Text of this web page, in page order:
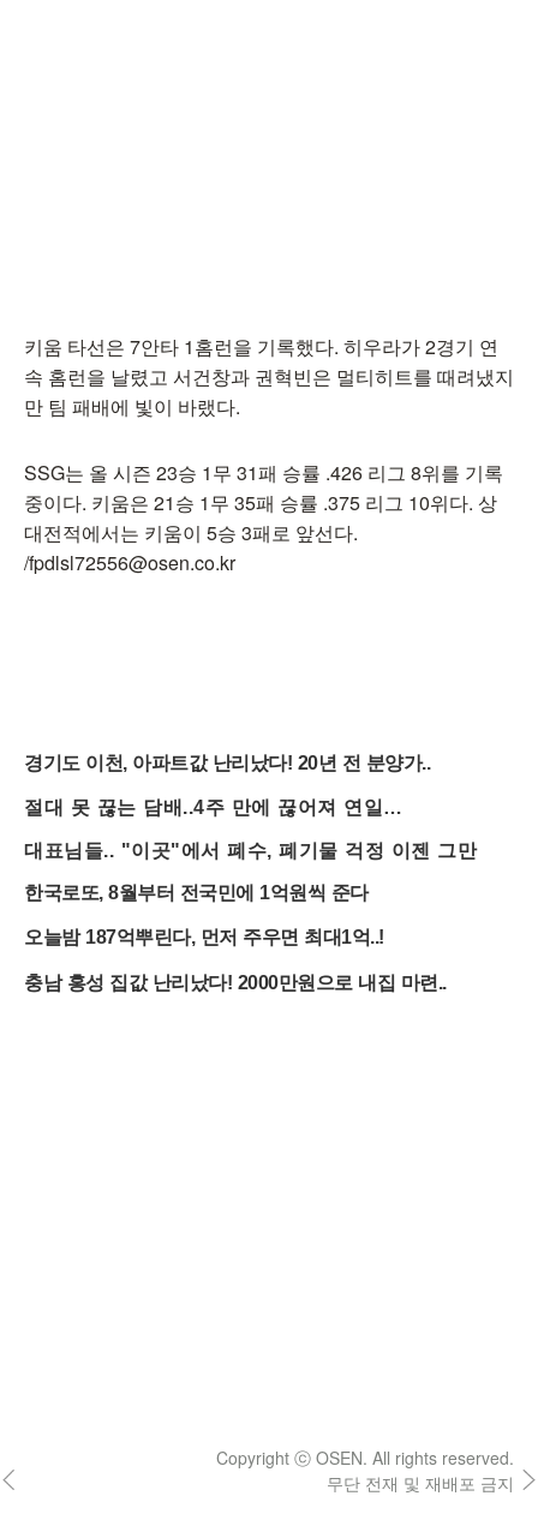
키움 타선은 7안타 1홈런을 기록했다. 히우라가 2경기 연
속 홈런을 날렸고 서건창과 권혁빈은 멀티히트를 때려냈지
만 팀 패배에 빛이 바랬다.
SSG는 올 시즌 23승 1무 31패 승률 .426 리그 8위를 기록
중이다. 키움은 21승 1무 35패 승률 .375 리그 10위다. 상
대전적에서는 키움이 5승 3패로 앞선다.
/fpdlsl72556@osen.co.kr
Copyright ⓒ OSEN. All rights reserved.
무단 전재 및 재배포 금지